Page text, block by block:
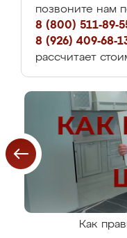
позвоните нам
8 (800) 511-89-
8 (926) 409-68-
рассчитает
Как